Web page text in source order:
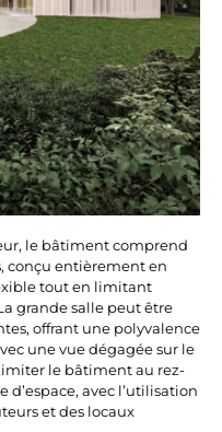
le bâtiment comprend
conçu entièrement en
tout en limitant
grande salle peut être
offrant une polyvalence
une vue dégagée sur le
le bâtiment au rez-
avec l’utilisation
et des locaux